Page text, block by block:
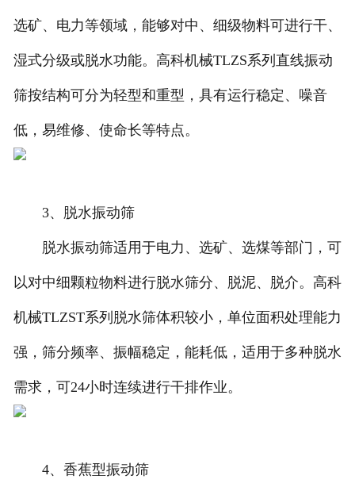
选矿、电力等领域，能够对中、细级物料可进行干、
湿式分级或脱水功能。高科机械TLZS系列直线振动
筛按结构可分为轻型和重型，具有运行稳定、噪音
低，易维修、使命长等特点。
3、脱水振动筛
脱水振动筛适用于电力、选矿、选煤等部门，可
以对中细颗粒物料进行脱水筛分、脱泥、脱介。高科
机械TLZST系列脱水筛体积较小，单位面积处理能力
强，筛分频率、振幅稳定，能耗低，适用于多种脱水
需求，可24小时连续进行干排作业。
4、香蕉型振动筛